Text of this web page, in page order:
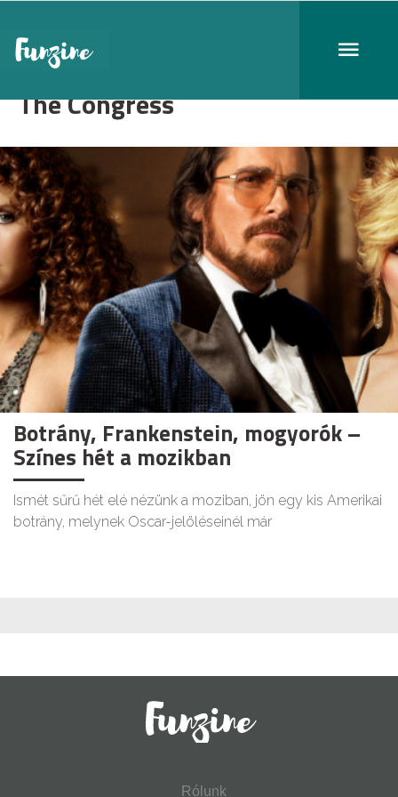
The Congress
Botrány, Frankenstein, mogyorók –
Színes hét a mozikban
Ismét sűrű hét elé nézünk a moziban, jön egy kis Amerikai
botrány, melynek Oscar-jelöléseinél már
Rólunk